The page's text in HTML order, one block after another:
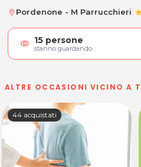
location_on Pordenone - M Parrucchieri
visibility 15 persone
stanno guardando
ALTRE OCCASIONI VICINO A
44 acquistati